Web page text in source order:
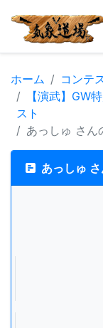
ホーム
コンテ
【演武】GW
スト
あっしゅ さん
あっしゅ